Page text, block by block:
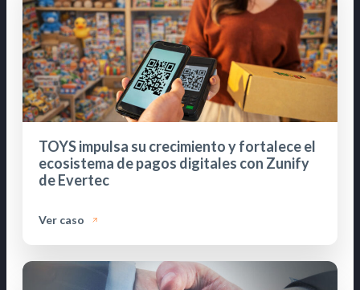
TOYS impulsa su crecimiento y fortalece el
ecosistema de pagos digitales con Zunify
de Evertec
Ver caso